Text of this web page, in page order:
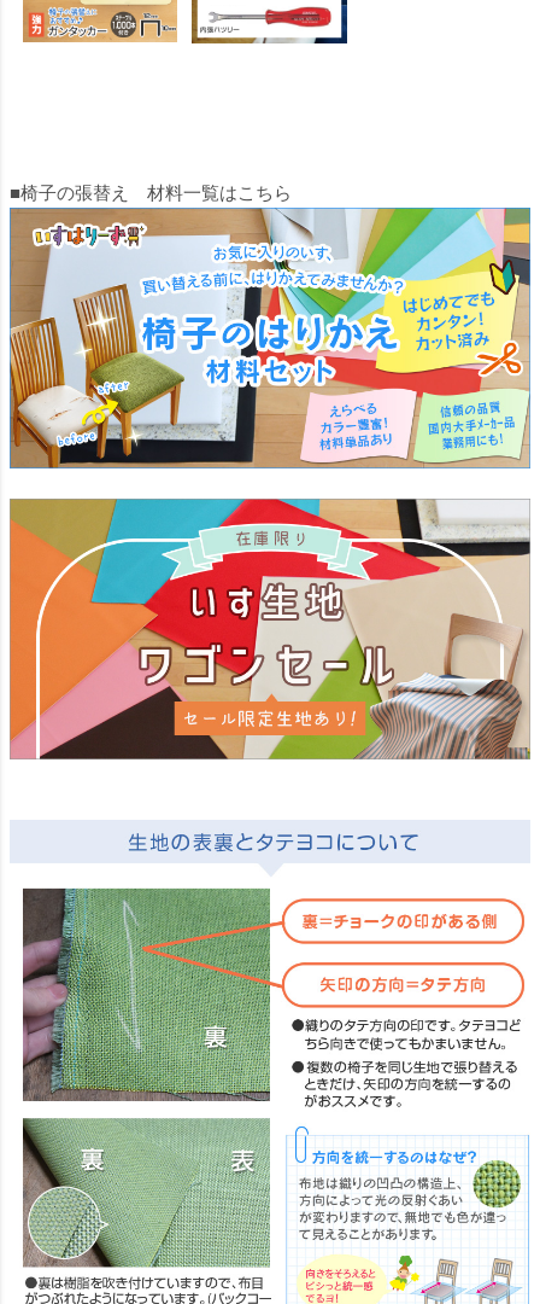
■椅子の張替え 材料一覧はこちら